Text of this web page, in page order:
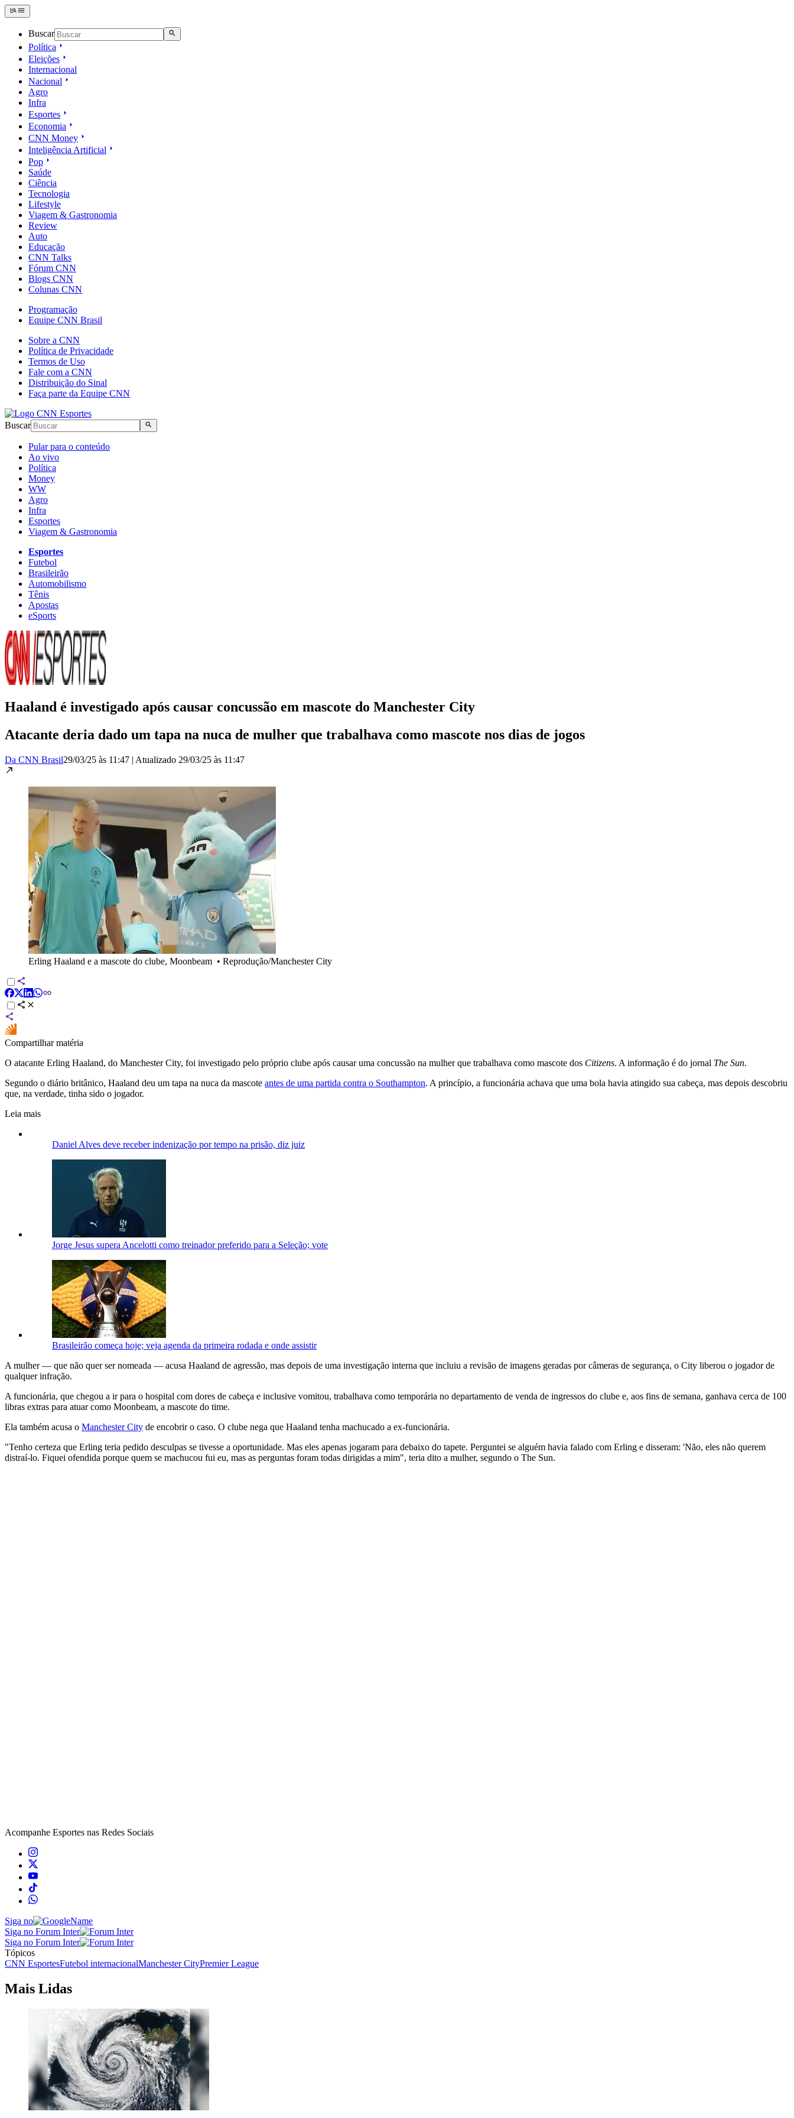
Buscar
Política
Eleições
Internacional
Nacional
Agro
Infra
Esportes
Economia
CNN Money
Inteligência Artificial
Pop
Saúde
Ciência
Tecnologia
Lifestyle
Viagem & Gastronomia
Review
Auto
Educação
CNN Talks
Fórum CNN
Blogs CNN
Colunas CNN
Programação
Equipe CNN Brasil
Sobre a CNN
Política de Privacidade
Termos de Uso
Fale com a CNN
Distribuição do Sinal
Faça parte da Equipe CNN
Buscar
Pular para o conteúdo
Ao vivo
Política
Money
WW
Agro
Infra
Esportes
Viagem & Gastronomia
Esportes
Futebol
Brasileirão
Automobilismo
Tênis
Apostas
eSports
Haaland é investigado após causar concussão em mascote do Manchester City
Atacante deria dado um tapa na nuca de mulher que trabalhava como mascote nos dias de jogos
Da CNN Brasil29/03/25 às 11:47 | Atualizado 29/03/25 às 11:47
Erling Haaland e a mascote do clube, Moonbeam • Reprodução/Manchester City
Compartilhar matéria
O atacante Erling Haaland, do Manchester City, foi investigado pelo próprio clube após causar uma concussão na mulher que trabalhava como mascote dos Citizens. A informação é do jornal The Sun.
Segundo o diário britânico, Haaland deu um tapa na nuca da mascote antes de uma partida contra o Southampton. A princípio, a funcionária achava que uma bola havia atingido sua cabeça, mas depois descobriu
que, na verdade, tinha sido o jogador.
Leia mais
Daniel Alves deve receber indenização por tempo na prisão, diz juiz
Jorge Jesus supera Ancelotti como treinador preferido para a Seleção; vote
Brasileirão começa hoje; veja agenda da primeira rodada e onde assistir
A mulher — que não quer ser nomeada — acusa Haaland de agressão, mas depois de uma investigação interna que incluiu a revisão de imagens geradas por câmeras de segurança, o City liberou o jogador de
qualquer infração.
A funcionária, que chegou a ir para o hospital com dores de cabeça e inclusive vomitou, trabalhava como temporária no departamento de venda de ingressos do clube e, aos fins de semana, ganhava cerca de 100
libras extras para atuar como Moonbeam, a mascote do time.
Ela também acusa o Manchester City de encobrir o caso. O clube nega que Haaland tenha machucado a ex-funcionária.
"Tenho certeza que Erling teria pedido desculpas se tivesse a oportunidade. Mas eles apenas jogaram para debaixo do tapete. Perguntei se alguém havia falado com Erling e disseram: 'Não, eles não querem
distraí-lo. Fiquei ofendida porque quem se machucou fui eu, mas as perguntas foram todas dirigidas a mim", teria dito a mulher, segundo o The Sun.
Acompanhe Esportes nas Redes Sociais
Siga no
Siga no Forum Inter
Siga no Forum Inter
Tópicos
CNN EsportesFutebol internacionalManchester CityPremier League
Mais Lidas